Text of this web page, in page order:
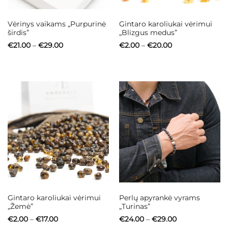
Vėrinys vaikams „Purpurinė
širdis”
€21.00 – €29.00Price
Gintaro karoliukai vėrimui
„Blizgus medus”
€2.00 – €20.00Price
Gintaro karoliukai vėrimui
„Žemė”
€2.00 – €17.00Price
Perlų apyrankė vyrams
„Turinas”
€24.00 – €29.00Price